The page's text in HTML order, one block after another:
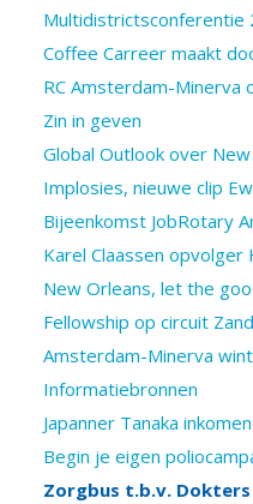
Multidistrictsconferentie
Coffee Carreer maakt
RC Amsterdam-Minerva
Zin in geven
Global Outlook over
Implosies, nieuwe clip
Bijeenkomst JobRotary
Karel Claassen opvolger
New Orleans, let the
Fellowship op circuit
Amsterdam-Minerva
Informatiebronnen
Japanner Tanaka
Begin je eigen
Zorgbus t.b.v. Dokters